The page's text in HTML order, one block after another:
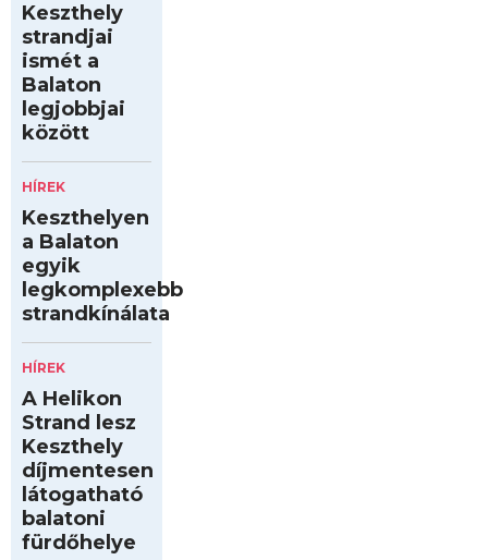
Keszthely
strandjai
ismét a
Balaton
legjobbjai
között
HÍREK
Keszthelyen
a Balaton
egyik
legkomplexebb
strandkínálata
HÍREK
A Helikon
Strand lesz
Keszthely
díjmentesen
látogatható
balatoni
fürdőhelye